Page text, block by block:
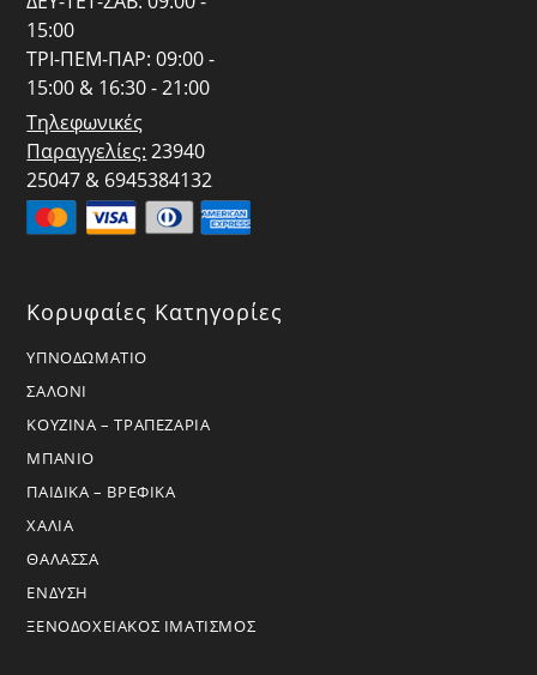
15:00
ΤΡΙ-ΠΕΜ-ΠΑΡ: 09:00 -
15:00 & 16:30 - 21:00
Τηλεφωνικές
Παραγγελίες: 23940
25047 & 6945384132
Κορυφαίες Κατηγορίες
ΥΠΝΟΔΩΜΑΤΙΟ
ΣΑΛΟΝΙ
ΚΟΥΖΙΝΑ – ΤΡΑΠΕΖΑΡΙΑ
ΜΠΑΝΙΟ
ΠΑΙΔΙΚΑ – ΒΡΕΦΙΚΑ
ΧΑΛΙΑ
ΘΑΛΑΣΣΑ
ΕΝΔΥΣΗ
ΞΕΝΟΔΟΧΕΙΑΚΟΣ ΙΜΑΤΙΣΜΟΣ